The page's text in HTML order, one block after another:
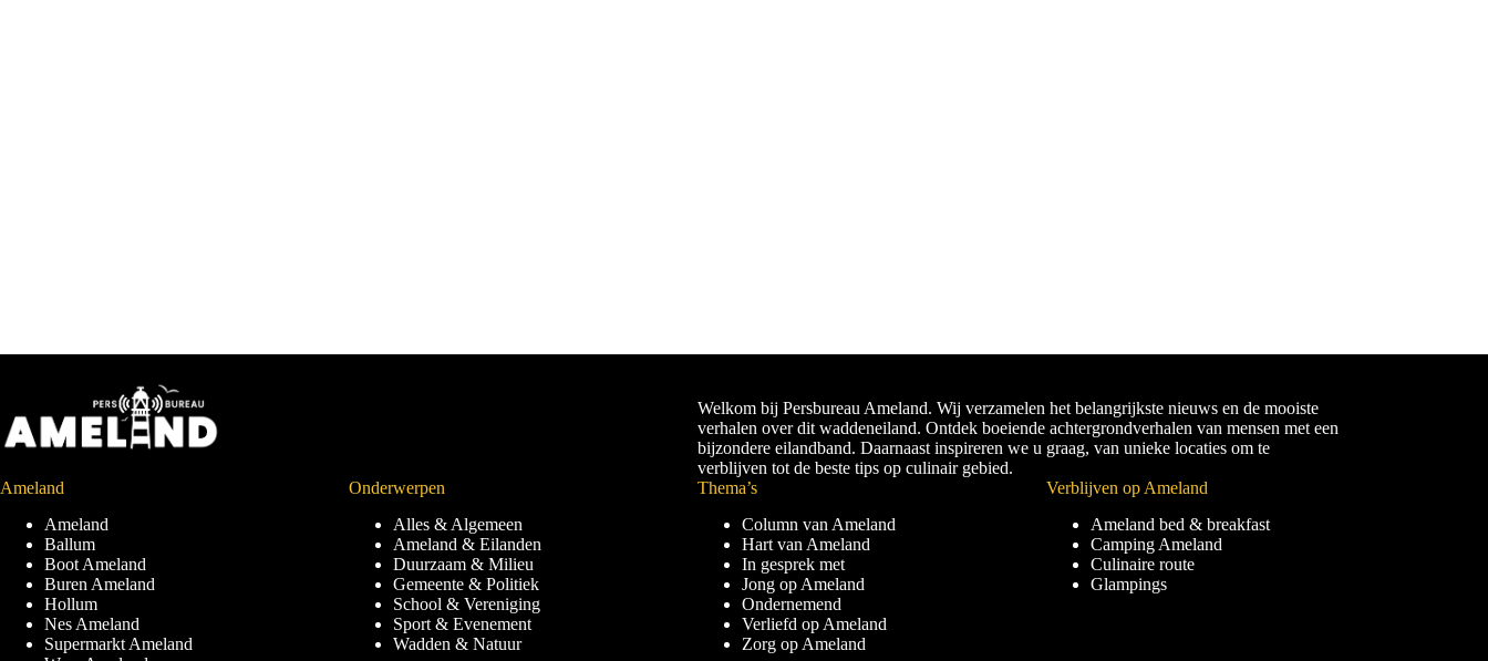
Welkom bij Persbureau Ameland. Wij verzamelen het belangrijkste nieuws en de mooiste
verhalen over dit waddeneiland. Ontdek boeiende achtergrondverhalen van mensen met een
bijzondere eilandband. Daarnaast inspireren we u graag, van unieke locaties om te
verblijven tot de beste tips op culinair gebied.
Ameland
Ameland
Ballum
Boot Ameland
Buren Ameland
Hollum
Nes Ameland
Supermarkt Ameland
Onderwerpen
Alles & Algemeen
Ameland & Eilanden
Duurzaam & Milieu
Gemeente & Politiek
School & Vereniging
Sport & Evenement
Wadden & Natuur
Thema’s
Column van Ameland
Hart van Ameland
In gesprek met
Jong op Ameland
Ondernemend
Verliefd op Ameland
Zorg op Ameland
Verblijven op Ameland
Ameland bed & breakfast
Camping Ameland
Culinaire route
Glampings